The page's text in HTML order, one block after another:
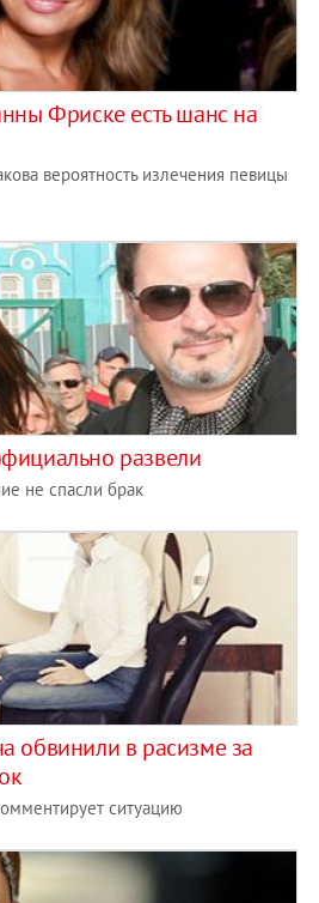
Фриске есть шанс на
вероятность излечения певицы
развели
не спасли брак
обвинили в расизме за
ситуацию